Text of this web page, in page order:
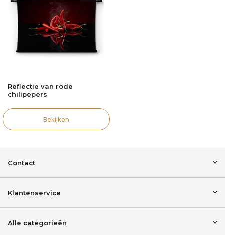
Reflectie van rode
chilipepers
Bekijken
Contact
Klantenservice
Alle categorieën